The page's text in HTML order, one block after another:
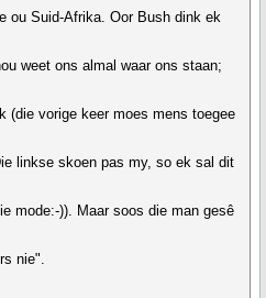
ou Suid-Afrika. Oor Bush dink ek
weet ons almal waar ons staan;
(die vorige keer moes mens toegee
linkse skoen pas my, so ek sal dit
mode:-)). Maar soos die man gesê
nie".